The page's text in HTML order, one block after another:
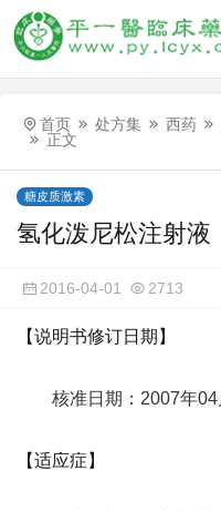
首页 处方集 西药
正文
糖皮质激素
氢化泼尼松注射液
2016-04-01 2713
【说明书修订日期】
核准日期：2007年04
【适应症】